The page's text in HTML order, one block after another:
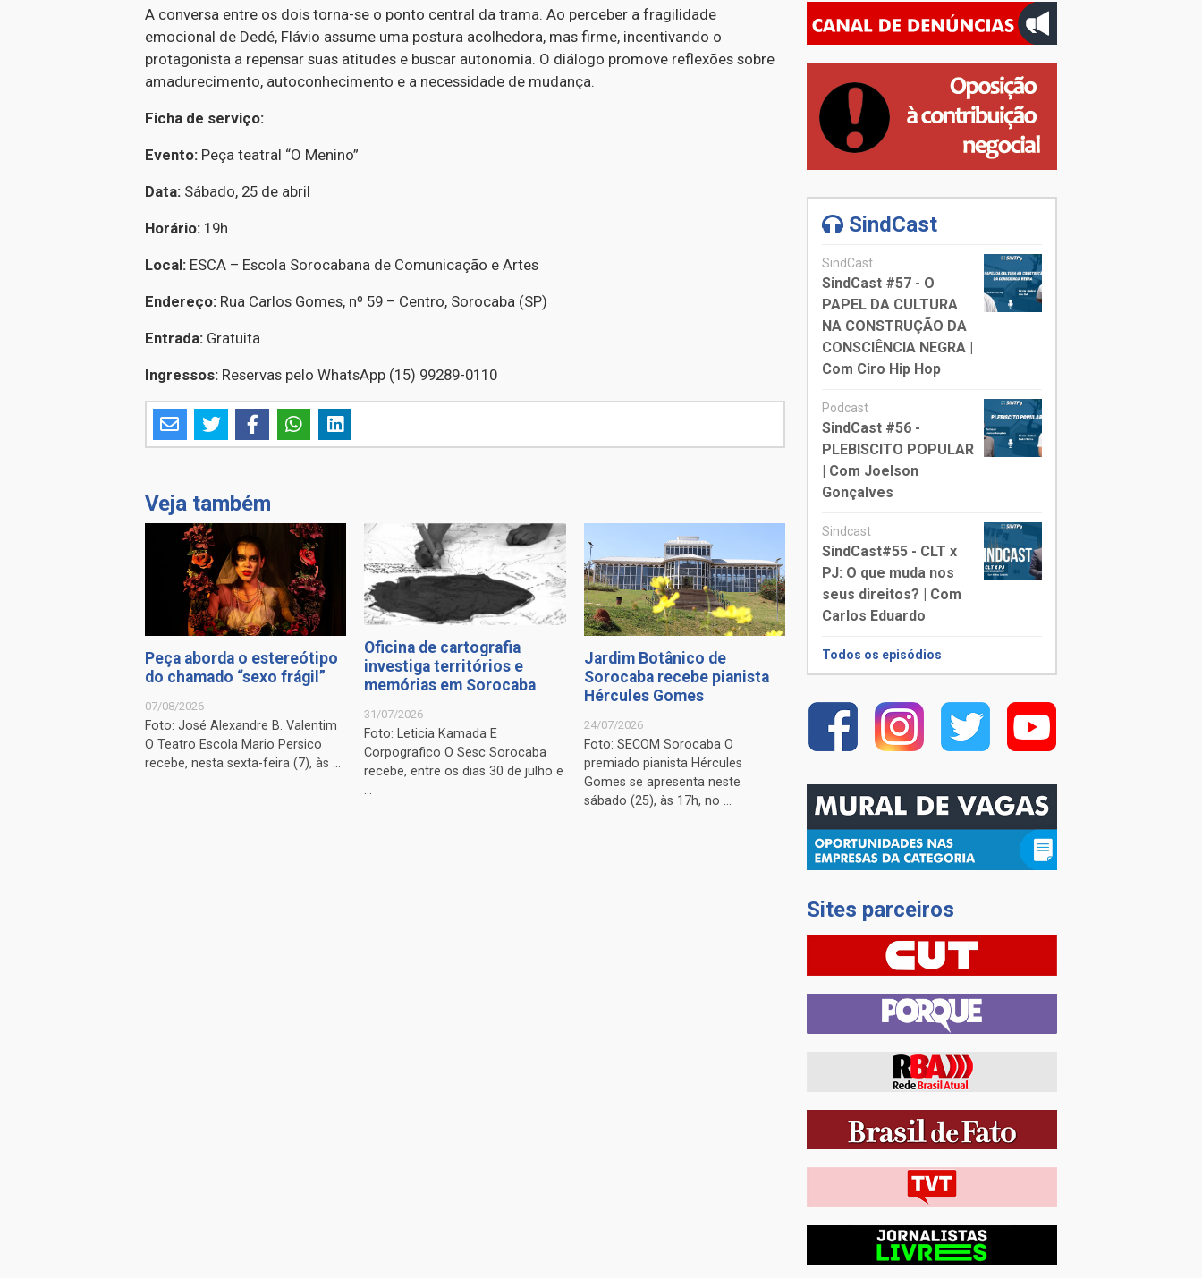
A conversa entre os dois torna-se o ponto central da trama. Ao perceber a fragilidade
emocional de Dedé, Flávio assume uma postura acolhedora, mas firme, incentivando o
protagonista a repensar suas atitudes e buscar autonomia. O diálogo promove reflexões sobre
amadurecimento, autoconhecimento e a necessidade de mudança.
Ficha de serviço:
Evento: Peça teatral “O Menino”
Data: Sábado, 25 de abril
Horário: 19h
Local: ESCA – Escola Sorocabana de Comunicação e Artes
Endereço: Rua Carlos Gomes, nº 59 – Centro, Sorocaba (SP)
Entrada: Gratuita
Ingressos: Reservas pelo WhatsApp (15) 99289-0110
Veja também
Peça aborda o estereótipo
do chamado “sexo frágil”
07/08/2026
Foto: José Alexandre B. Valentim
O Teatro Escola Mario Persico
recebe, nesta sexta-feira (7), às ...
Oficina de cartografia
investiga territórios e
memórias em Sorocaba
31/07/2026
Foto: Leticia Kamada E
Corpografico O Sesc Sorocaba
recebe, entre os dias 30 de julho e
...
Jardim Botânico de
Sorocaba recebe pianista
Hércules Gomes
24/07/2026
Foto: SECOM Sorocaba O
premiado pianista Hércules
Gomes se apresenta neste
sábado (25), às 17h, no ...
SindCast
SindCast
SindCast #57 - O
PAPEL DA CULTURA
NA CONSTRUÇÃO DA
CONSCIÊNCIA NEGRA |
Com Ciro Hip Hop
Podcast
SindCast #56 -
PLEBISCITO POPULAR
| Com Joelson
Gonçalves
Sindcast
SindCast#55 - CLT x
PJ: O que muda nos
seus direitos? | Com
Carlos Eduardo
Todos os episódios
Sites parceiros